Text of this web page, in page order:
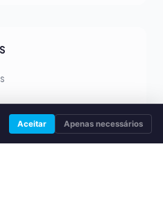
PayPal
Aceitar Apenas necessários